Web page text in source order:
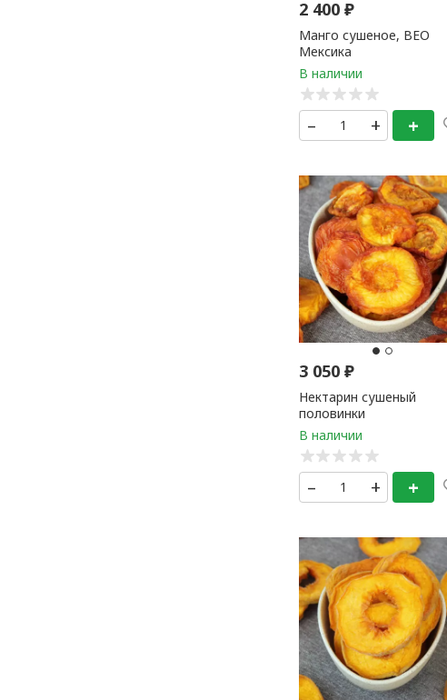
2 400₽
Манго сушеное, ВЕО
Мексика
– + +
3 050₽
Нектарин сушеный
половинки
– + +